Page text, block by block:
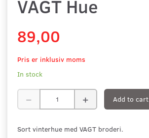
VAGT Hue
89,00
Pris er inklusiv moms
In stock
Add to cart
Sort vinterhue med VAGT broderi.